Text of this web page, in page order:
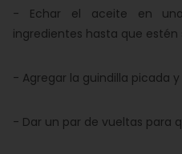
- Echar el aceite en
ingredientes hasta que estén
- Agregar la guindilla picada
- Dar un par de vueltas para